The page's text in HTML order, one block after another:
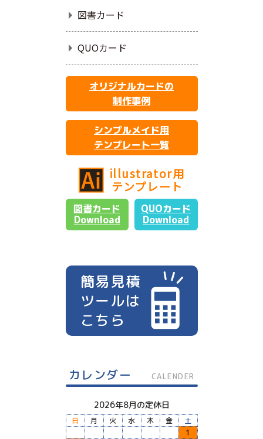
図書カード
QUOカード
オリジナルカードの
制作事例
シンプルメイド用
テンプレート一覧
illustrator用
テンプレート
図書カード
Download
QUOカード
Download
簡易見積
ツールは
こちら
CALENDER
カレンダー
2026年8月の定休日
日 月 火 水 木 金 土
1